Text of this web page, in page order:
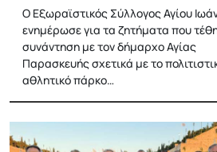
Ο Εξωραϊστικός Σύλλογος Αγίου
ενημέρωσε για τα ζητήματα που
συνάντηση με τον δήμαρχο Αγίας
Παρασκευής σχετικά με το
αθλητικό πάρκο…